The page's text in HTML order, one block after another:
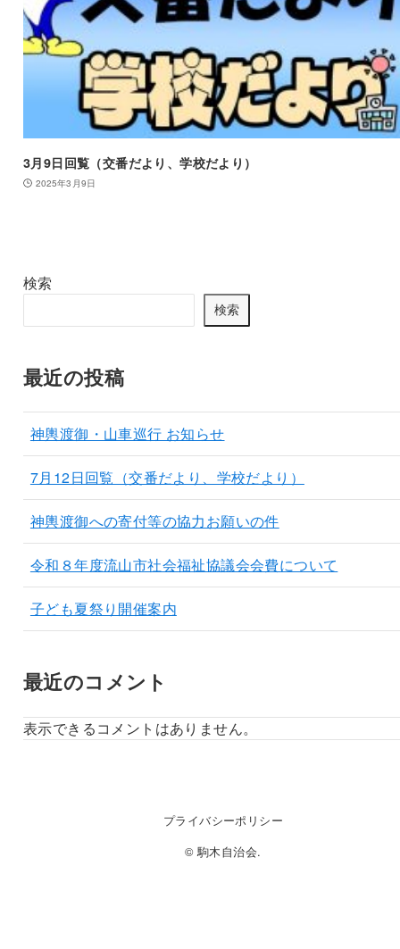
3月9日回覧（交番だより、学校だより）
2025年3月9日
検索
検索
最近の投稿
神輿渡御・山車巡行 お知らせ
7月12日回覧（交番だより、学校だより）
神輿渡御への寄付等の協力お願いの件
令和８年度流山市社会福祉協議会会費について
子ども夏祭り開催案内
最近のコメント
表示できるコメントはありません。
プライバシーポリシー
© 駒木自治会.